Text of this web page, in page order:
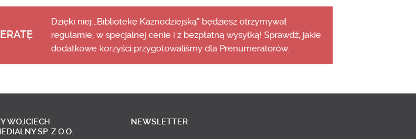
Dzięki niej „Bibliotekę Kaznodziejską” będziesz otrzymywał
regularnie, w specjalnej cenie i z bezpłatną wysyłką! Sprawdź, jakie
dodatkowe korzyści przygotowaliśmy dla Prenumeratorów.
WOJCIECH
SP. Z O.O.
NEWSLETTER